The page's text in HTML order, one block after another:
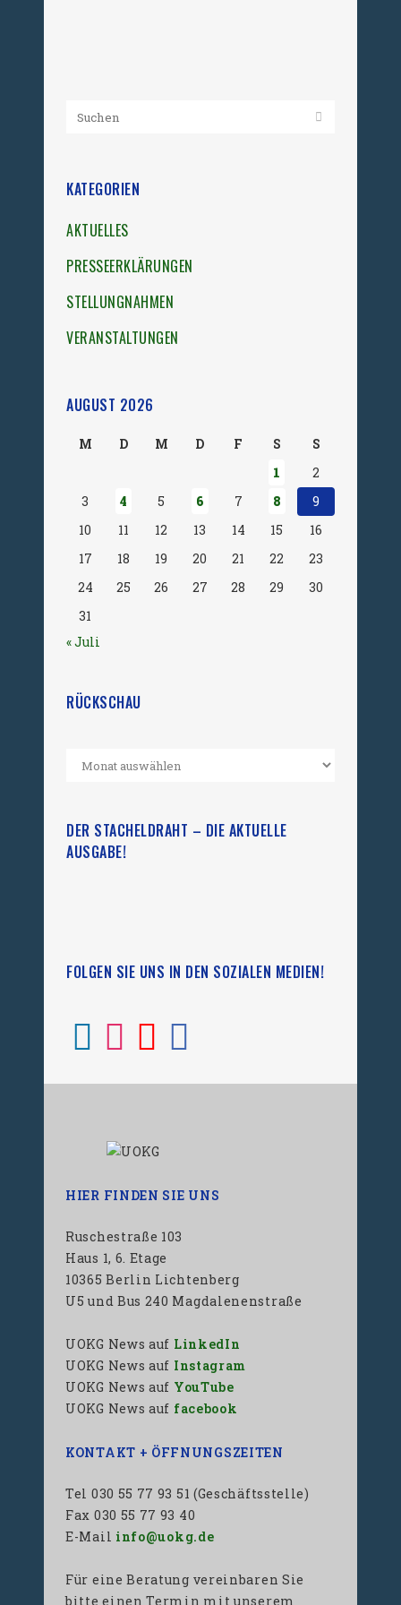
KATEGORIEN
AKTUELLES
PRESSEERKLÄRUNGEN
STELLUNGNAHMEN
VERANSTALTUNGEN
AUGUST 2026
M D M D F S
S
1
2
3
4 5 6 7 8
9
10
11 12 13 14 15
16
17
18 19 20 21 22
23
24
25 26 27 28 29
30
31
« Juli
RÜCKSCHAU
DER STACHELDRAHT – DIE AKTUELLE
AUSGABE!
FOLGEN SIE UNS IN DEN SOZIALEN MEDIEN!
HIER FINDEN SIE UNS
Ruschestraße 103
Haus 1, 6. Etage
10365 Berlin Lichtenberg
U5 und Bus 240 Magdalenenstraße
UOKG News auf LinkedIn
UOKG News auf Instagram
UOKG News auf YouTube
UOKG News auf facebook
KONTAKT + ÖFFNUNGSZEITEN
Tel 030 55 77 93 51 (Geschäftsstelle)
Fax 030 55 77 93 40
E-Mail info@uokg.de
Für eine Beratung vereinbaren Sie
bitte einen Termin mit unserem